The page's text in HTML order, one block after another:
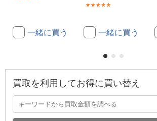
一緒に買う 一緒に買う
買取を利用してお得に買い替え